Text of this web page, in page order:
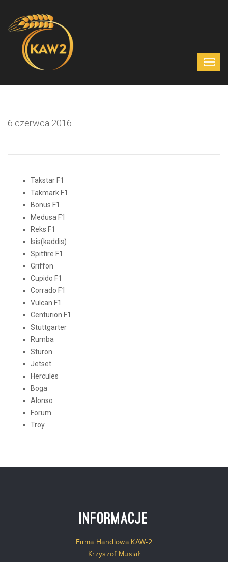
6 czerwca 2016
Takstar F1
Takmark F1
Bonus F1
Medusa F1
Reks F1
Isis(kaddis)
Spitfire F1
Griffon
Cupido F1
Corrado F1
Vulcan F1
Centurion F1
Stuttgarter
Rumba
Sturon
Jetset
Hercules
Boga
Alonso
Forum
Troy
Informacje
Firma Handlowa KAW-2
Krzyszof Musiał